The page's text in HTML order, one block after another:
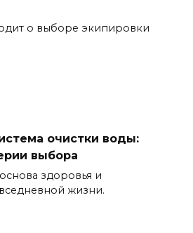
о выборе экипировки
очистки воды:
выбора
здоровья и
жизни.